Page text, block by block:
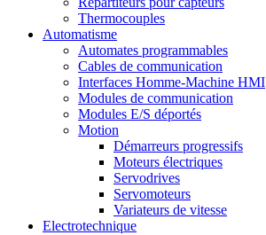
Thermocouples
Automatisme
Automates programmables
Cables de communication
Interfaces Homme-Machine HMI
Modules de communication
Modules E/S déportés
Motion
Démarreurs progressifs
Moteurs électriques
Servodrives
Servomoteurs
Variateurs de vitesse
Electrotechnique